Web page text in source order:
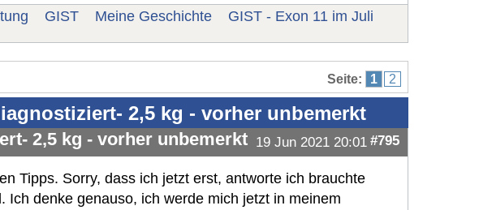
GIST Meine Geschichte
GIST - Exon 11 im Juli
Seite: 1 2
2,5 kg - vorher unbemerkt
2,5 kg - vorher unbemerkt 19 Jun 2021 20:01 #795
Tipps. Sorry, dass ich jetzt erst, antworte ich brauchte
Ich denke genauso, ich werde mich jetzt in meinem